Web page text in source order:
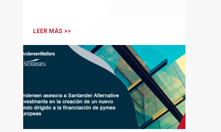
procesos estratégicos de M&A
LEER MÁS >>